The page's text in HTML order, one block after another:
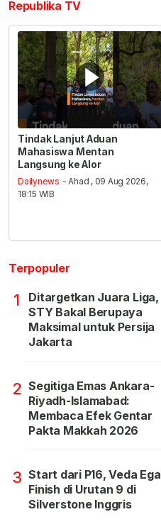
Republika TV
Tindak Lanjut Aduan
Mahasiswa Mentan
Langsung ke Alor
Dailynews - Ahad , 09 Aug 2026,
18:15 WIB
Terpopuler
1
Ditargetkan Juara Liga,
STY Bakal Berupaya
Maksimal untuk Persija
Jakarta
2 Segitiga Emas Ankara-
Riyadh-Islamabad:
Membaca Efek Gentar
Pakta Makkah 2026
3 Start dari P16, Veda Ega
Finish di Urutan 9 di
Silverstone Inggris